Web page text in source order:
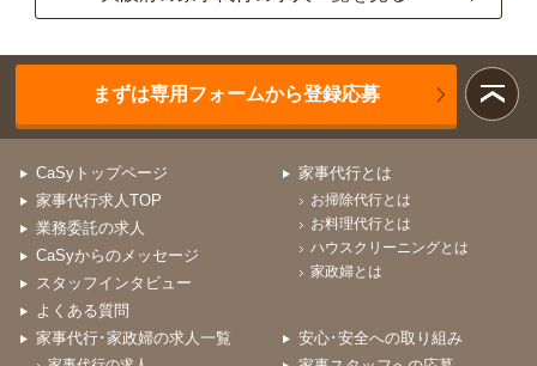
まずは専用フォームから登録応募
CaSyトップページ
家事代行求人TOP
業務委託の求人
CaSyからのメッセージ
スタッフインタビュー
よくある質問
家事代行とは
お掃除代行とは
お料理代行とは
ハウスクリーニングとは
家政婦とは
家事代行･家政婦の求人一覧
安心･安全への取り組み